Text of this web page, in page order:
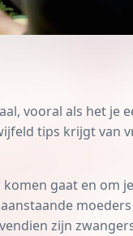
vooral als het je
tips krijgt van
gaat en om
zijn